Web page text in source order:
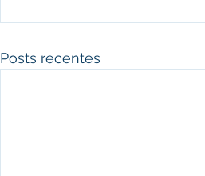
Posts recentes